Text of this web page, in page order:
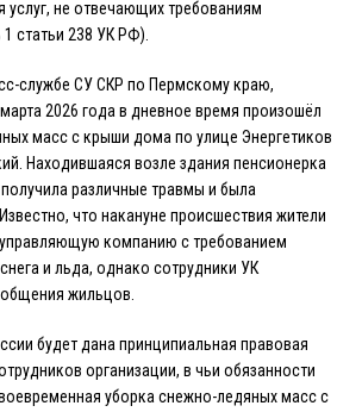
услуг, не отвечающих требованиям
статьи 238 УК РФ).
службе СУ СКР по Пермскому краю,
2026 года в дневное время произошёл
масс с крыши дома по улице Энергетиков
Находившаяся возле здания пенсионерка
различные травмы и была
что накануне происшествия жители
компанию с требованием
и льда, однако сотрудники УК
жильцов.
будет дана принципиальная правовая
организации, в чьи обязанности
уборка снежно-ледяных масс с